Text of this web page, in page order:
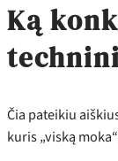
Ką
Čia pateikiu
kuris „viską